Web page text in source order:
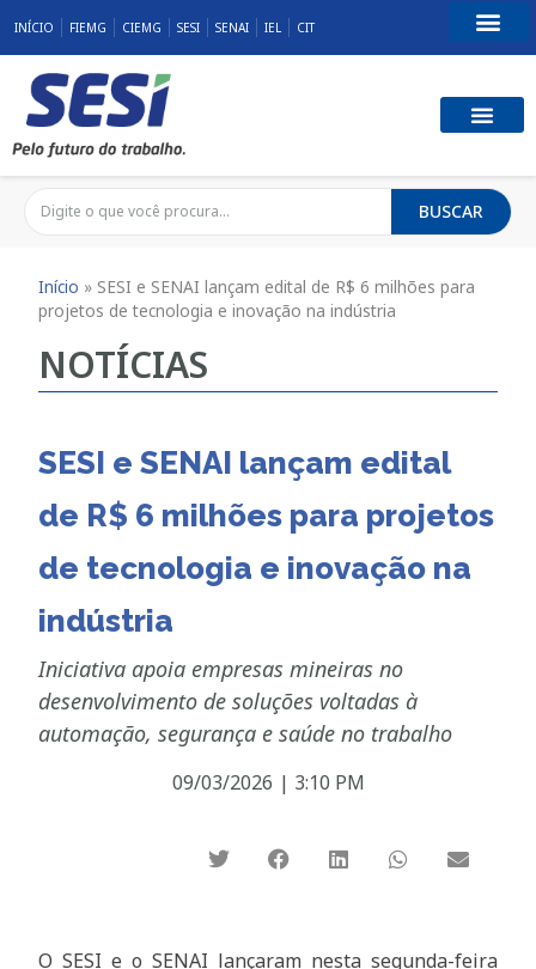
INÍCIO FIEMG CIEMG SESI SENAI IEL CIT
BUSCAR
Início » SESI e SENAI lançam edital de R$ 6 milhões para
projetos de tecnologia e inovação na indústria
NOTÍCIAS
SESI e SENAI lançam edital
de R$ 6 milhões para projetos
de tecnologia e inovação na
indústria
Iniciativa apoia empresas mineiras no
desenvolvimento de soluções voltadas à
automação, segurança e saúde no trabalho
09/03/2026 | 3:10 PM
O SESI e o SENAI lançaram nesta segunda-feira